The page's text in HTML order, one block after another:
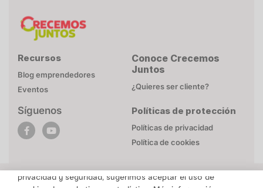
Recursos
Blog emprendedores
Eventos
Síguenos
Conoce Crecemos
Juntos
¿Quieres ser cliente?
Políticas de protección
Políticas de privacidad
Política de cookies
POLÍTICA DE COOKIES
Esta página web utiliza cookies necesarias para su
privacidad y seguridad, sugerimos aceptar el uso de